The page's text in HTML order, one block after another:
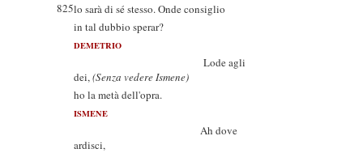
825lo sarà di sé stesso. Onde consiglio
in tal dubbio sperar?
DEMETRIO
Lode agli
dei,(Senza vedere Ismene)
ho la metà dell'opra.
ISMENE
Ah dove
ardisci,